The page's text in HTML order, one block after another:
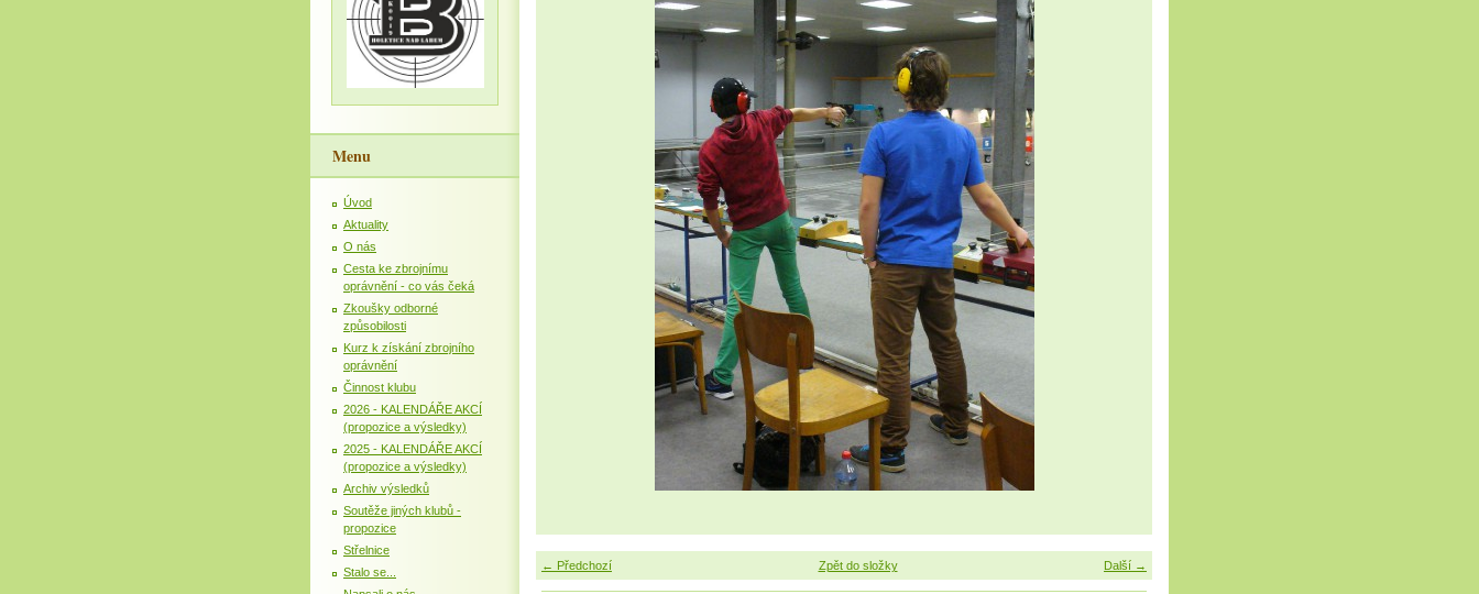
← Předchozí Další →
Zpět do složky
Menu
Úvod
Aktuality
O nás
Cesta ke zbrojnímu
oprávnění - co vás čeká
Zkoušky odborné
způsobilosti
Kurz k získání zbrojního
oprávnění
Činnost klubu
2026 - KALENDÁŘE AKCÍ
(propozice a výsledky)
2025 - KALENDÁŘE AKCÍ
(propozice a výsledky)
Archiv výsledků
Soutěže jiných klubů -
propozice
Střelnice
Stalo se...